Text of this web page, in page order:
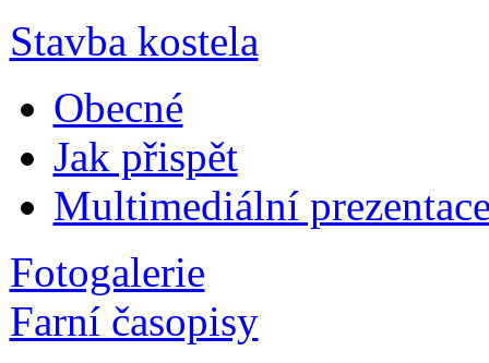
Stavba kostela
Obecné
Jak přispět
Multimediální
Fotogalerie
Farní časopisy